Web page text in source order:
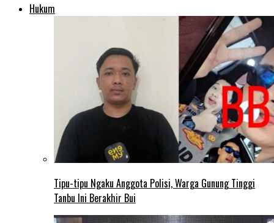
Hukum
Tipu-tipu Ngaku Anggota Polisi, Warga Gunung Tinggi
Tanbu Ini Berakhir Bui